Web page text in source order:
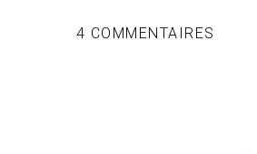
4 COMMENTAIRES